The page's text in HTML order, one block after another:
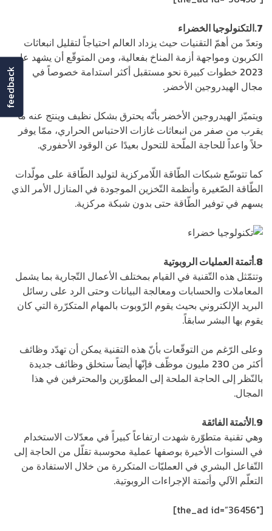
7.التكنولوجيا الخضراء
وتعدّ من أهمّ التقنيات حيث يزداد العالم احتياجاً لتقليل انبعاثات
الكربون ومواجهة أزمة المناخ بفعالية، ومن المتوقّع أن يشهد عام
2023 خطوات كبيرة نحو مستقبل أكثر استدامة خصوصاً في
مجال الهيدروجين الأخضر.
ويتميّز الهيدروجين الأخضر بأنّه يحترق بشكل نظيف وينتج عنه ما
يقرب من صفر من انبعاثات غازات الاحتباس الحراري، ممّا يوفر
حلاً واعداً للحاجة الملّحة للتحول بعيدًا عن الوقود الأحفوري.
كما تتوسّع شبكات الطّاقة اللّامركزية لتوليد الطّاقة على مولّدات
الطّاقة الصّغيرة وأنظمة التّخزين الموجودة في المنازل الأمر الذي
يسهم في توفير الطّاقة حتى بدون شبكة مركزية.
8.أتمتة العمليات الروبوتية
وتتمّثل هذه التّقنية في القيام بمختلف الأعمال التّجارية بما يشمل
المعاملات والحسابات ومعالجة البيانات وحتى الرد على رسائل
البريد الإلكتروني بحيث يقوم الرّوبوت بالمهام المتكرّرة التي كان
يقوم بها البشر سابقاً.
وعلى الرّغم من التوقّعات بأنّ هذه التقنية يمكن أن تهدّد وظائف
أكثر من 230 مليون موظّف فإنّها أيضاً ستخلق وظائف جديدة
بالنّظر إلى الحاجة الملحة إلى المطوّرين والمحترفين في هذا
المجال.
9.الأتمتة الفائقة
وهي تقنية متطوّرة شهدت ارتفاعاً كبيراً في معدّلات الاستخدام
في السنوات الأخيرة بوصفها عملية محوسبة تقلّل من الحاجة إلى
التّفاعل البشري في العمليّات المتكررة من خلال الاستفادة من
التعلّم الآلي وأتمتة الإجراءات الروبوتية.
[the_ad id=”36456″]
feedback